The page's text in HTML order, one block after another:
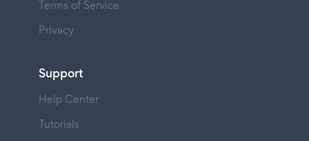
Terms of Service
Privacy
Support
Help Center
Tutorials